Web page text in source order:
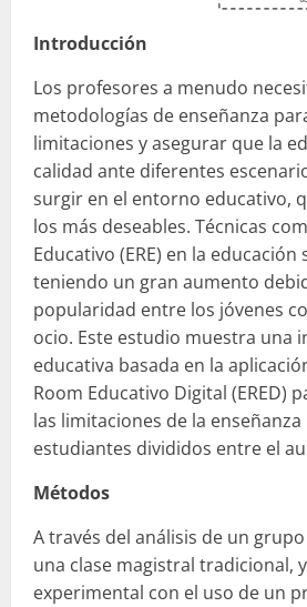
Introducción
Los profesores a menudo
metodologías de enseñanza
limitaciones y asegurar que la
calidad ante diferentes
surgir en el entorno educativo,
los más deseables. Técnicas
Educativo (ERE) en la
teniendo un gran aumento
popularidad entre los jóvenes
ocio. Este estudio muestra una
educativa basada en la
Room Educativo Digital (ERED)
las limitaciones de la
estudiantes divididos entre el
Métodos
A través del análisis de un
una clase magistral tradicional,
experimental con el uso de un